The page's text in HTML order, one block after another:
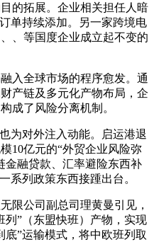
的拓展。企业相关担任人暗
单持续添加。另一家跨境电
、等国度企业成立起不变的
全球市场的程序愈发。通
产链及多元化产物布局，企
成了风险分离机制。
对外注入动能。启运港退
10亿元的“外贸企业风险弥
金融贷款、汇率避险东西补
系列政策东西接踵出台。
公司副总司理黄曼引见，
列”（东盟快班）产物，实现
”运输模式，将中欧班列取